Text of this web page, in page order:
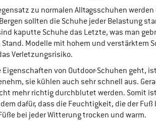
zu normalen Alltagsschuhen
sollten die Schuhe jeder Belastung
kaputte Schuhe das Letzte, was man
Modelle mit hohem und verstärktem
Verletzungsrisiko.
von Outdoor-Schuhen geht,
sie kühlen auch sehr schnell aus.
mehr richtig durchblutet werden. Somit
dafür, dass die Feuchtigkeit, die der
bei jeder Witterung trocken und warm.